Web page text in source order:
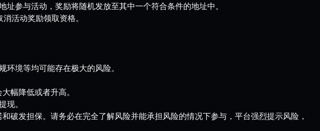
参与活动，奖励将随机发放至其中一个符合条件的地址中。
活动奖励领取资格。
境等均可能存在极大的风险。
幅降低或者升高。
现。
破发担保。请务必在完全了解风险并能承担风险的情况下参与，平台强烈提示风险，